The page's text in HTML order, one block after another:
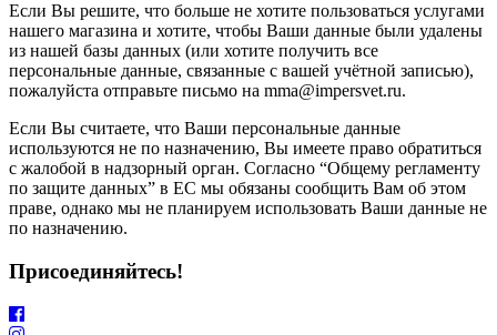
Если Вы решите, что больше не хотите пользоваться услугами
нашего магазина и хотите, чтобы Ваши данные были удалены
из нашей базы данных (или хотите получить все
персональные данные, связанные с вашей учётной записью),
пожалуйста отправьте письмо на mma@impersvet.ru.
Если Вы считаете, что Ваши персональные данные
используются не по назначению, Вы имеете право обратиться
с жалобой в надзорный орган. Согласно “Общему регламенту
по защите данных” в ЕС мы обязаны сообщить Вам об этом
праве, однако мы не планируем использовать Ваши данные не
по назначению.
Присоединяйтесь!